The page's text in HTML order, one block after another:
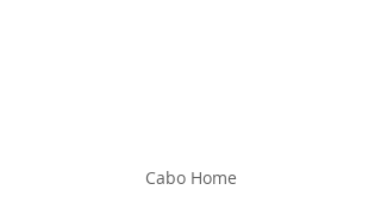
Cabo Home